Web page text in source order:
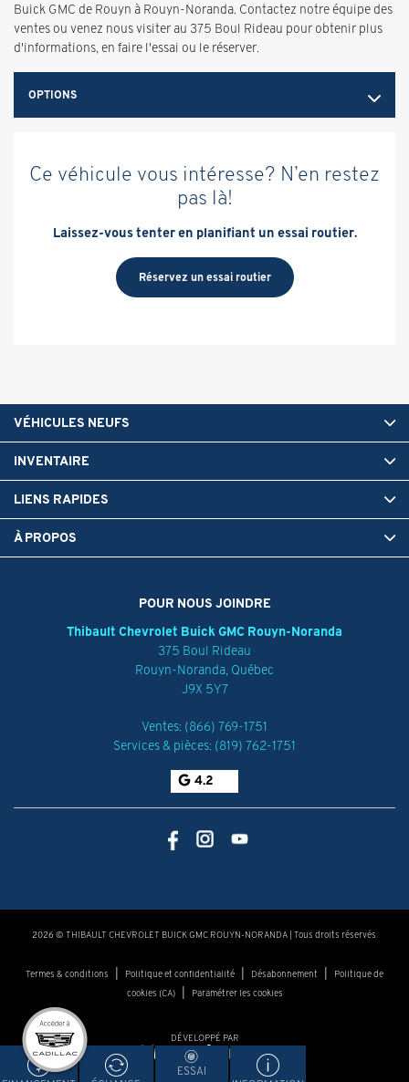
Buick GMC de Rouyn à Rouyn-Noranda. Contactez notre équipe des
ventes ou venez nous visiter au 375 Boul Rideau pour obtenir plus
d'informations, en faire l'essai ou le réserver.
OPTIONS
Ce véhicule vous intéresse? N’en restez
pas là!
Laissez-vous tenter en planifiant un essai routier.
Réservez un essai routier
ESSAI
POUR NOUS JOINDRE
Thibault Chevrolet Buick GMC Rouyn-Noranda
375 Boul Rideau
Rouyn-Noranda, Québec
J9X 5Y7
Ventes: (866) 769-1751
Services & pièces: (819) 762-1751
4.2
VÉHICULES NEUFS
INVENTAIRE
LIENS RAPIDES
À PROPOS
2026 © THIBAULT CHEVROLET BUICK GMC ROUYN-NORANDA| Tous droits réservés.
Termes & conditions | Politique et confidentialité | Désabonnement |
Politique de
cookies (CA)| Paramétrer les cookies
DÉVELOPPÉ PAR